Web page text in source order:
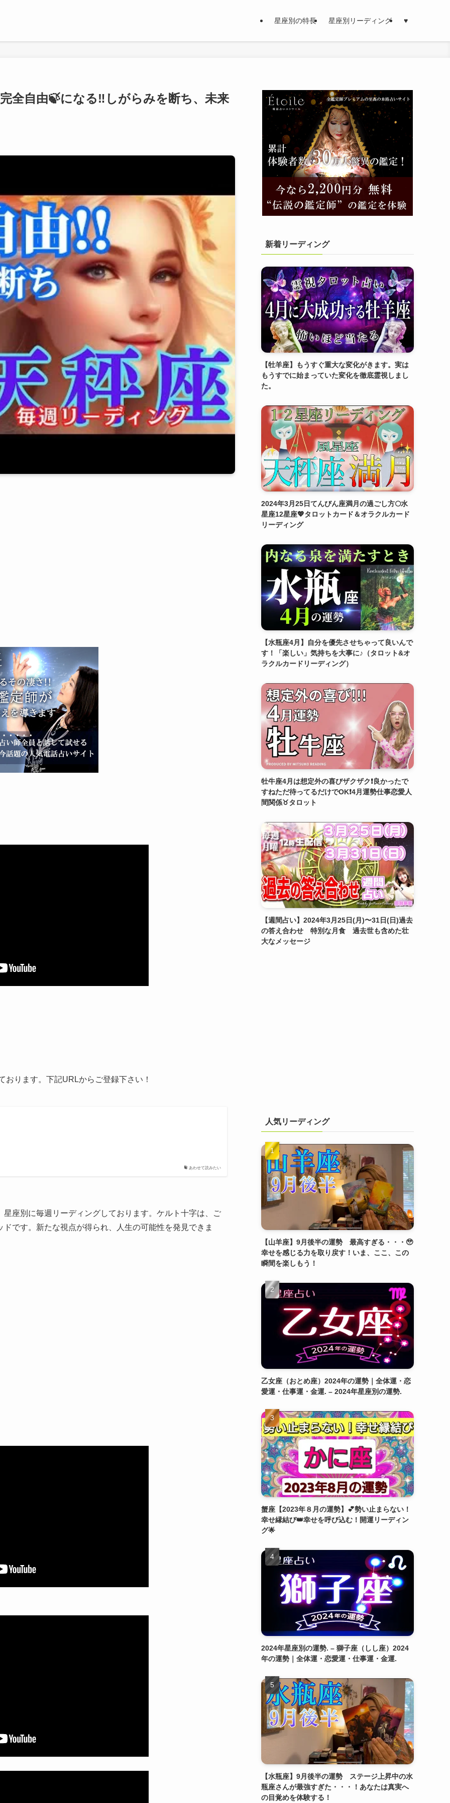
星座別の特長 星座別リーディング ♥
全自由🍃になる‼️しがらみを断ち、未来
ります。下記URLからご登録下さい！
あわせて読みたい
座別に毎週リーディングしております。ケルト十字は、ご
です。新たな視点が得られ、人生の可能性を発見できま
新着リーディング
【牡羊座】もうすぐ重大な変化がきます。実は
もうすでに始まっていた変化を徹底霊視しまし
た。
2024年3月25日てんびん座満月の過ごし方🌕水
星座12星座💖タロットカード＆オラクルカード
リーディング
【水瓶座4月】自分を優先させちゃって良いんで
す！「楽しい」気持ちを大事に♪（タロット&オ
ラクルカードリーディング）
牡牛座4月は想定外の喜びザクザク❗️良かったで
すねただ待ってるだけでOK❗️4月運勢仕事恋愛人
間関係♉️タロット
【週間占い】2024年3月25日(月)〜31日(日)過去
の答え合わせ 特別な月食 過去世も含めた壮
大なメッセージ
人気リーディング
【山羊座】9月後半の運勢 最高すぎる・・・🥹
幸せを感じる力を取り戻す！いま、ここ、この
瞬間を楽しもう！
乙女座（おとめ座）2024年の運勢｜全体運・恋
愛運・仕事運・金運. – 2024年星座別の運勢.
蟹座【2023年８月の運勢】💕勢い止まらない！
幸せ縁結び👑幸せを呼び込む！開運リーディン
グ🌟
2024年星座別の運勢. – 獅子座（しし座）2024
年の運勢｜全体運・恋愛運・仕事運・金運.
【水瓶座】9月後半の運勢 ステージ上昇中の水
瓶座さんが最強すぎた・・・！あなたは真実へ
の目覚めを体験する！